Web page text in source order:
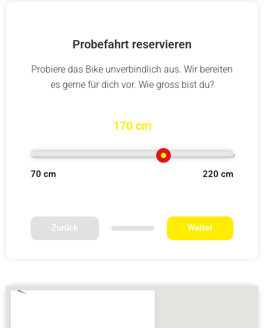
Probefahrt reservieren
Probiere das Bike unverbindlich aus. Wir bereiten
es gerne für dich vor. Wie gross bist du?
170 cm
70 cm 220 cm
Zurück Weiter